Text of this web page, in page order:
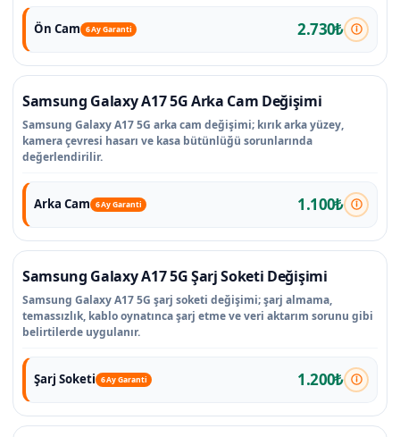
Ön Cam 6 Ay Garanti 2.730₺
Samsung Galaxy A17 5G Arka Cam Değişimi
Samsung Galaxy A17 5G arka cam değişimi; kırık arka yüzey,
kamera çevresi hasarı ve kasa bütünlüğü sorunlarında
değerlendirilir.
Arka Cam 6 Ay Garanti 1.100₺
Samsung Galaxy A17 5G Şarj Soketi Değişimi
Samsung Galaxy A17 5G şarj soketi değişimi; şarj almama,
temassızlık, kablo oynatınca şarj etme ve veri aktarım sorunu gibi
belirtilerde uygulanır.
Şarj Soketi 6 Ay Garanti 1.200₺